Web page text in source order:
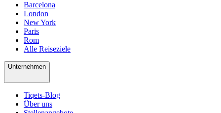
Barcelona
London
New York
Paris
Rom
Alle Reiseziele
Unternehmen
Tiqets-Blog
Über uns